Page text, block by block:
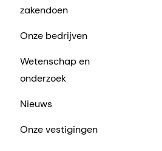
zakendoen
Onze bedrijven
Wetenschap en
onderzoek
Nieuws
Onze vestigingen